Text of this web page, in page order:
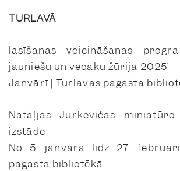
TURLAVĀ
lasīšanas veicināšanas
jauniešu un vecāku žūrija 2025”
Janvārī | Turlavas pagasta
Nataļjas Jurkevičas
izstāde
No 5. janvāra līdz 27.
pagasta bibliotēkā.